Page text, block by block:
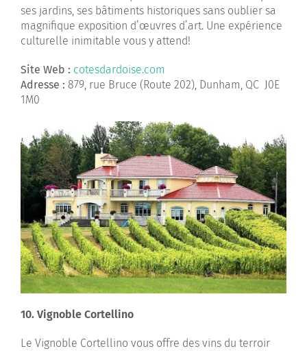
ses jardins, ses bâtiments historiques sans oublier sa
magnifique exposition d’œuvres d’art. Une expérience
culturelle inimitable vous y attend!
Site Web : cotesdardoise.com
Adresse : 879, rue Bruce (Route 202), Dunham, QC J0E
1M0
10. Vignoble Cortellino
Le Vignoble Cortellino vous offre des vins du terroir